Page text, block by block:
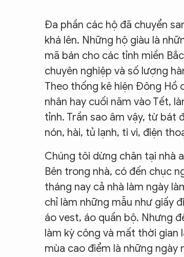
Đa phần các hộ đã chuyển
khá lên. Những hộ giàu là
mã bán cho các tỉnh miền
chuyên nghiệp và số lượng
Theo thống kê hiện Đông Hồ
nhân hay cuối năm vào Tết,
tỉnh. Trần sao âm vậy, từ bát
nón, hài, tủ lạnh, ti vi, điện
Chúng tôi dừng chân tại nhà
Bên trong nhà, có đến chục
tháng nay cả nhà làm ngày
chỉ làm những mẫu như giấy
áo vest, áo quần bộ. Nhưng
làm kỳ công và mất thời gian
mùa cao điểm là những ngày